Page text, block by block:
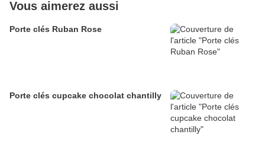
Vous aimerez aussi
Porte clés Ruban Rose
Porte clés cupcake chocolat chantilly